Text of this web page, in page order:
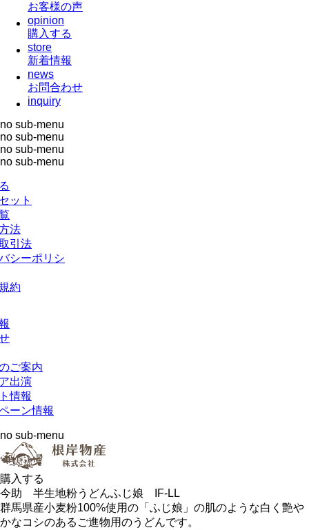
お客様の声
opinion
購入する
store
新着情報
news
お問合わせ
inquiry
no sub-menu
no sub-menu
no sub-menu
no sub-menu
ット
法
引法
シーポリシ
約
ご案内
出演
情報
ーン情報
no sub-menu
購入する
今助 半生地粉うどんふじ娘 IF-LL
群馬県産小麦粉100%使用の「ふじ娘」の肌のような白く艶や
かなコシのあるご進物用のうどんです。